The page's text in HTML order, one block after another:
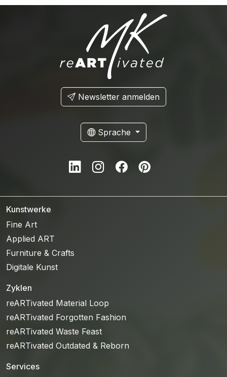
Newsletter anmelden
Sprache
LinkedInInstagramFacebook
Pinterest
Kunstwerke
Fine Art
Applied ART
Furniture & Crafts
Digitale Kunst
Zyklen
reARTivated Material Loop
reARTivated Forgotten Fashion
reARTivated Waste Feast
reARTivated Outdated & Reborn
Services